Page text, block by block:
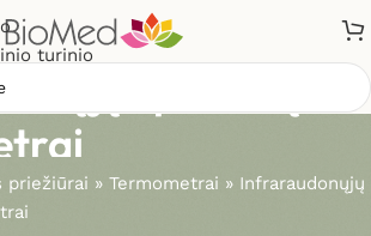
turinio
spindulių
priežiūrai » Termometrai » Infraraudonųjų